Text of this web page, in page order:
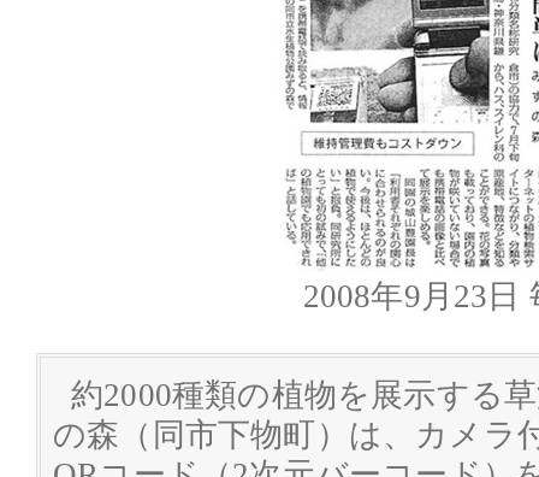
2008年9月23日
約2000種類の植物を展示する
の森（同市下物町）は、カメラ